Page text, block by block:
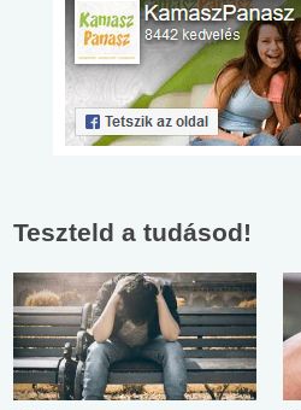
Teszteld a tudásod!